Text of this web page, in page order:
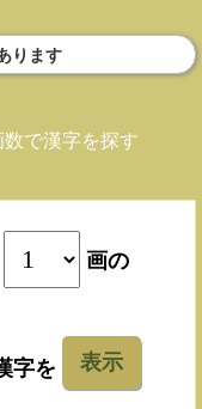
ります
数で漢字を探す
画の
字を 表示